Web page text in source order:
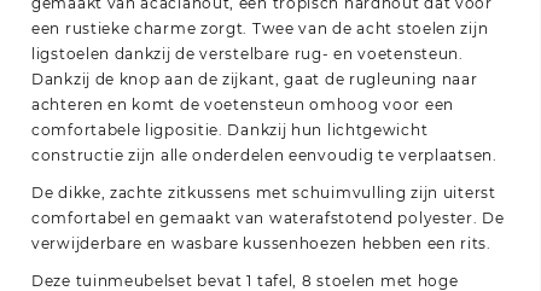
een rustieke charme zorgt. Twee van de acht stoelen zijn
ligstoelen dankzij de verstelbare rug- en voetensteun.
Dankzij de knop aan de zijkant, gaat de rugleuning naar
achteren en komt de voetensteun omhoog voor een
comfortabele ligpositie. Dankzij hun lichtgewicht
constructie zijn alle onderdelen eenvoudig te verplaatsen.
De dikke, zachte zitkussens met schuimvulling zijn uiterst
comfortabel en gemaakt van waterafstotend polyester. De
verwijderbare en wasbare kussenhoezen hebben een rits.
Deze tuinmeubelset bevat 1 tafel, 8 stoelen met hoge